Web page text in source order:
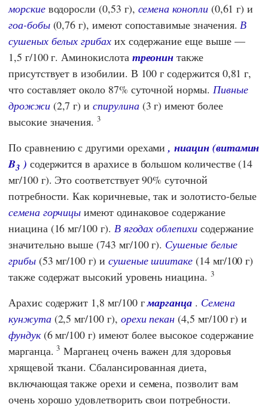
морскиеводоросли (0,53 г), семена конопли(0,61 г) и
гоа-бобы(0,76 г), имеют сопоставимые значения.В
сушеных белых грибахих содержание еще выше —
1,5 г/100 г. Аминокислота треонин также
присутствует в изобилии. В 100 г содержится 0,81 г,
что составляет около 87% суточной нормы. Пивные
дрожжи(2,7 г) испирулина(3 г) имеют более
высокие значения.3
По сравнению с другими орехами, ниацин (витамин
B3 ) содержится в арахисе в большом количестве (14
мг/100 г). Это соответствует 90% суточной
потребности. Как коричневые, так и золотисто-белые
семена горчицы имеют одинаковое содержание
ниацина (16 мг/100 г). В ягодах облепихисодержание
значительно выше (743 мг/100 г). Сушеные белые
грибы(53 мг/100 г) и сушеные шиитаке (14 мг/100 г)
также содержат высокий уровень ниацина. 3
Арахис содержит 1,8 мг/100 гмарганца . Семена
кунжута(2,5 мг/100 г), орехи пекан (4,5 мг/100 г) и
фундук(6 мг/100 г) имеют более высокое содержание
марганца.3 Марганец очень важен для здоровья
хрящевой ткани. Сбалансированная диета,
включающая также орехи и семена, позволит вам
очень хорошо удовлетворить свои потребности.